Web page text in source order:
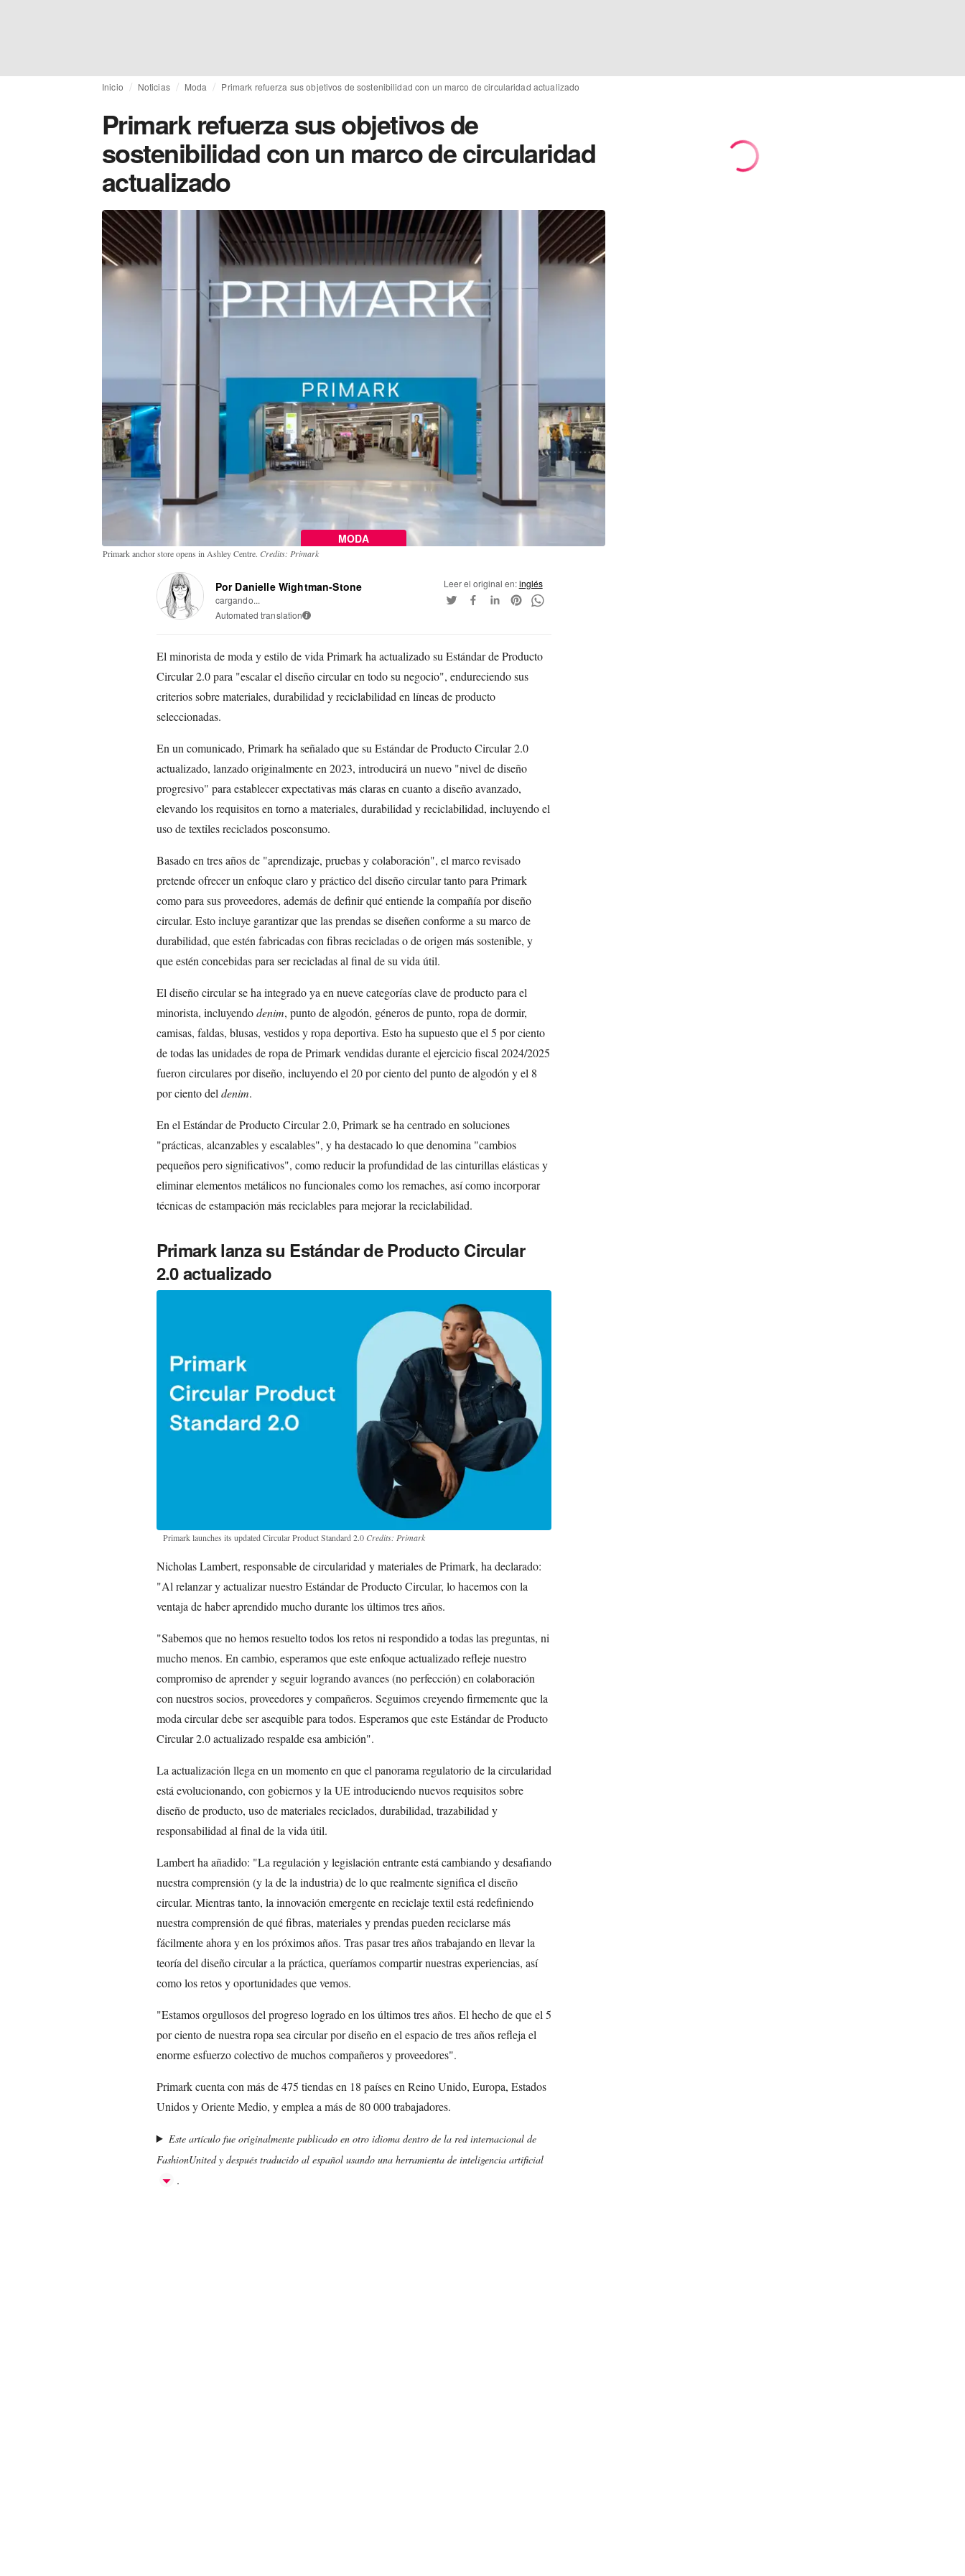
Inicio Noticias Moda Primark refuerza sus objetivos de sostenibilidad con un marco de circularidad actualizado
Primark refuerza sus objetivos de
sostenibilidad con un marco de circularidad
actualizado
MODA
Primark anchor store opens in Ashley Centre. Credits: Primark
Por Danielle Wightman-Stone
cargando...
Automated translation i
Leer el original en:inglés
El minorista de moda y estilo de vida Primark ha actualizado su Estándar de Producto
Circular 2.0 para "escalar el diseño circular en todo su negocio", endureciendo sus
criterios sobre materiales, durabilidad y reciclabilidad en líneas de producto
seleccionadas.
En un comunicado, Primark ha señalado que su Estándar de Producto Circular 2.0
actualizado, lanzado originalmente en 2023, introducirá un nuevo "nivel de diseño
progresivo" para establecer expectativas más claras en cuanto a diseño avanzado,
elevando los requisitos en torno a materiales, durabilidad y reciclabilidad, incluyendo el
uso de textiles reciclados posconsumo.
Basado en tres años de "aprendizaje, pruebas y colaboración", el marco revisado
pretende ofrecer un enfoque claro y práctico del diseño circular tanto para Primark
como para sus proveedores, además de definir qué entiende la compañía por diseño
circular. Esto incluye garantizar que las prendas se diseñen conforme a su marco de
durabilidad, que estén fabricadas con fibras recicladas o de origen más sostenible, y
que estén concebidas para ser recicladas al final de su vida útil.
El diseño circular se ha integrado ya en nueve categorías clave de producto para el
minorista, incluyendodenim, punto de algodón, géneros de punto, ropa de dormir,
camisas, faldas, blusas, vestidos y ropa deportiva. Esto ha supuesto que el 5 por ciento
de todas las unidades de ropa de Primark vendidas durante el ejercicio fiscal 2024/2025
fueron circulares por diseño, incluyendo el 20 por ciento del punto de algodón y el 8
por ciento del denim.
En el Estándar de Producto Circular 2.0, Primark se ha centrado en soluciones
"prácticas, alcanzables y escalables", y ha destacado lo que denomina "cambios
pequeños pero significativos", como reducir la profundidad de las cinturillas elásticas y
eliminar elementos metálicos no funcionales como los remaches, así como incorporar
técnicas de estampación más reciclables para mejorar la reciclabilidad.
Primark lanza su Estándar de Producto Circular
2.0 actualizado
Primark launches its updated Circular Product Standard 2.0 Credits: Primark
Nicholas Lambert, responsable de circularidad y materiales de Primark, ha declarado:
"Al relanzar y actualizar nuestro Estándar de Producto Circular, lo hacemos con la
ventaja de haber aprendido mucho durante los últimos tres años.
"Sabemos que no hemos resuelto todos los retos ni respondido a todas las preguntas, ni
mucho menos. En cambio, esperamos que este enfoque actualizado refleje nuestro
compromiso de aprender y seguir logrando avances (no perfección) en colaboración
con nuestros socios, proveedores y compañeros. Seguimos creyendo firmemente que la
moda circular debe ser asequible para todos. Esperamos que este Estándar de Producto
Circular 2.0 actualizado respalde esa ambición".
La actualización llega en un momento en que el panorama regulatorio de la circularidad
está evolucionando, con gobiernos y la UE introduciendo nuevos requisitos sobre
diseño de producto, uso de materiales reciclados, durabilidad, trazabilidad y
responsabilidad al final de la vida útil.
Lambert ha añadido: "La regulación y legislación entrante está cambiando y desafiando
nuestra comprensión (y la de la industria) de lo que realmente significa el diseño
circular. Mientras tanto, la innovación emergente en reciclaje textil está redefiniendo
nuestra comprensión de qué fibras, materiales y prendas pueden reciclarse más
fácilmente ahora y en los próximos años. Tras pasar tres años trabajando en llevar la
teoría del diseño circular a la práctica, queríamos compartir nuestras experiencias, así
como los retos y oportunidades que vemos.
"Estamos orgullosos del progreso logrado en los últimos tres años. El hecho de que el 5
por ciento de nuestra ropa sea circular por diseño en el espacio de tres años refleja el
enorme esfuerzo colectivo de muchos compañeros y proveedores".
Primark cuenta con más de 475 tiendas en 18 países en Reino Unido, Europa, Estados
Unidos y Oriente Medio, y emplea a más de 80 000 trabajadores.
Este artículo fue originalmente publicado en otro idioma dentro de la red internacional de
FashionUnited y después traducido al español usando una herramienta de inteligencia artificial
.